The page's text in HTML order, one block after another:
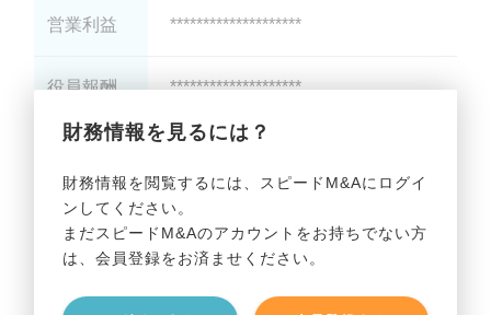
財務情報を見るには？
財務情報を閲覧するには、スピードM&Aにログイ
ンしてください。
まだスピードM&Aのアカウントをお持ちでない方
は、会員登録をお済ませください。
営業利益 ********************
役員報酬 ********************
貸借対照表（B/S）
総資産 ********************